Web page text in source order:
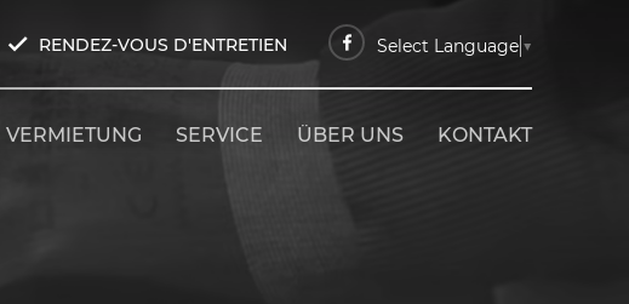
RENDEZ-VOUS D'ENTRETIEN Select Language ▼
VERMIETUNG SERVICE ÜBER UNS KONTAKT